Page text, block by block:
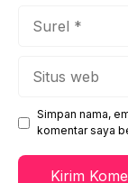
Simpan nama,
komentar saya